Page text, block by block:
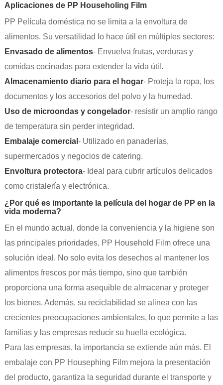
Aplicaciones de PP Householing Film
PP Película doméstica no se limita a la envoltura de
alimentos. Su versatilidad lo hace útil en múltiples sectores:
Envasado de alimentos- Envuelva frutas, verduras y
comidas cocinadas para extender la vida útil.
Almacenamiento diario para el hogar- Proteja la ropa, los
documentos y los accesorios del polvo y la humedad.
Uso de microondas y congelador- resistir un amplio rango
de temperatura sin perder integridad.
Embalaje comercial - Utilizado en panaderías,
supermercados y negocios de catering.
Envoltura protectora- Ideal para cubrir artículos delicados
como cristalería y electrónica.
¿Por qué es importante la película del hogar de PP en la
vida moderna?
En el mundo actual, donde la conveniencia y la higiene son
las principales prioridades, PP Household Film ofrece una
solución ideal. No solo evita los desechos al mantener los
alimentos frescos por más tiempo, sino que también
proporciona una forma asequible de almacenar y proteger
los bienes. Además, su reciclabilidad se alinea con las
crecientes preocupaciones ambientales, lo que permite a las
familias y las empresas reducir su huella ecológica.
Para las empresas, la importancia se extiende aún más. El
embalaje con PP Housephing Film mejora la presentación
del producto, garantiza la seguridad durante el transporte y